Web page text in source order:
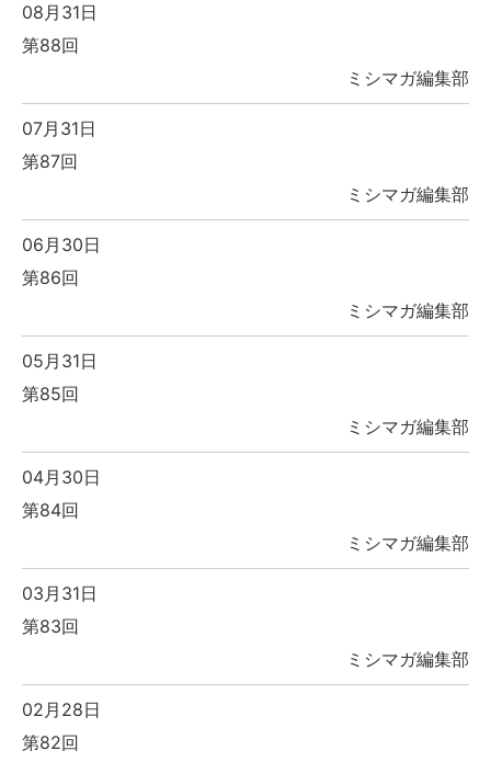
08月31日
第88回
ミシマガ編集部
07月31日
第87回
ミシマガ編集部
06月30日
第86回
ミシマガ編集部
05月31日
第85回
ミシマガ編集部
04月30日
第84回
ミシマガ編集部
03月31日
第83回
ミシマガ編集部
02月28日
第82回